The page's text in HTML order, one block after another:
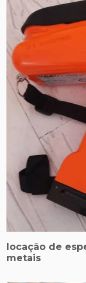
locação de
metais